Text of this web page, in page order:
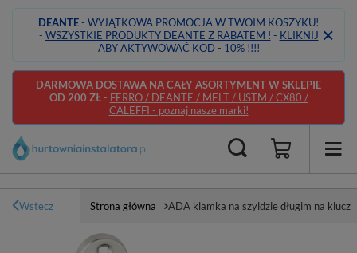
DEANTE- WYJĄTKOWA PROMOCJA W TWOIM KOSZYKU!
- WSZYSTKIE PRODUKTY DEANTE Z RABATEM ! - KLIKNIJ
ABY AKTYWOWAĆ KOD - 10% !!!!
DARMOWA DOSTAWA NA CAŁY ASORTYMENT W SKLEPIE
OD 200 ZŁ- FERRO / DEANTE / MELT / USTM / CX80 /
CALEFFI - poznaj nasze marki!
Wstecz Strona główna ADA klamka na szyldzie długim na klucz